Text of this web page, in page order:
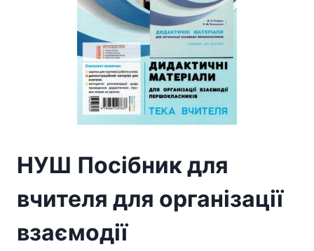
НУШ Посібник для
вчителя для організації
взаємодії